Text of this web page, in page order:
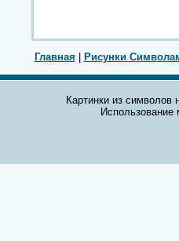
Главная Рисунки
Картинки из символов
Использование